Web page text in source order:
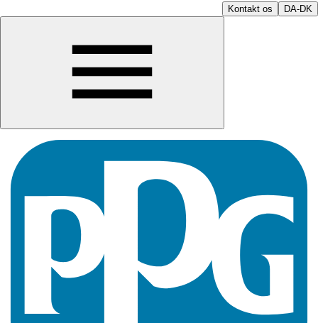
Kontakt os DA-DK